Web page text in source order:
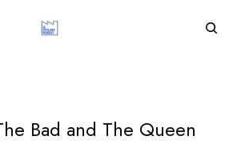
Bad and The Queen